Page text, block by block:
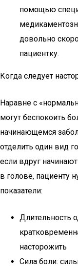
помощью
довольно
пациентку.
Когда следует
Наравне с
могут беспокоить
начинающемся
отделить один вид
если вдруг
в голове, пациенту
показатели:
Длительность
насторожить
Сила боли: